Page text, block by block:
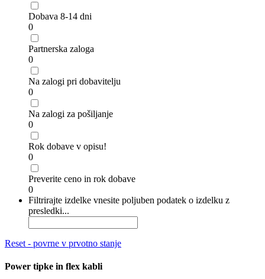
Dobava 8-14 dni
0
Partnerska zaloga
0
Na zalogi pri dobavitelju
0
Na zalogi za pošiljanje
0
Rok dobave v opisu!
0
Preverite ceno in rok dobave
0
Filtrirajte izdelke vnesite poljuben podatek o izdelku z
presledki...
Reset - povrne v prvotno stanje
Power tipke in flex kabli